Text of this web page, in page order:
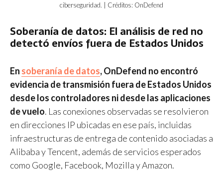
ciberseguridad. | Créditos: OnDefend
Soberanía de datos: El análisis de red no
detectó envíos fuera de Estados Unidos
En soberanía de datos, OnDefend no encontró
evidencia de transmisión fuera de Estados Unidos
desde los controladores ni desde las aplicaciones
de vuelo. Las conexiones observadas se resolvieron
en direcciones IP ubicadas en ese país, incluidas
infraestructuras de entrega de contenido asociadas a
Alibaba y Tencent, además de servicios esperados
como Google, Facebook, Mozilla y Amazon.